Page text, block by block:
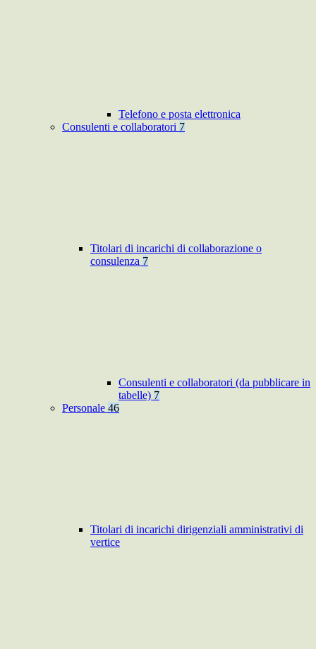
Telefono e posta elettronica
Consulenti e collaboratori 7
Titolari di incarichi di collaborazione o
consulenza 7
Consulenti e collaboratori (da pubblicare in
tabelle) 7
Personale 46
Titolari di incarichi dirigenziali amministrativi di
vertice